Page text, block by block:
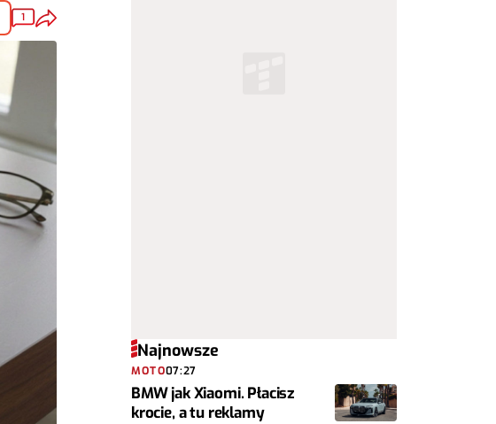
1
Najnowsze
MOTO07:27
BMW jak Xiaomi. Płacisz
krocie, a tu reklamy